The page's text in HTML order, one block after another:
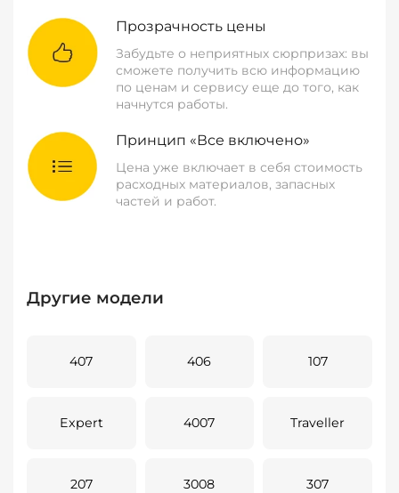
Прозрачность цены
Забудьте о неприятных сюрпризах: вы
сможете получить всю информацию
по ценам и сервису еще до того, как
начнутся работы.
Принцип «Все включено»
Цена уже включает в себя стоимость
расходных материалов, запасных
частей и работ.
Другие модели
407 406 107
Expert 4007 Traveller
207 3008 307